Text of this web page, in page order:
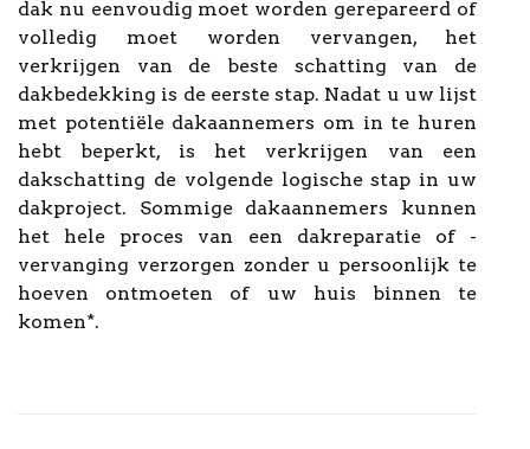
dak nu eenvoudig moet worden gerepareerd of
volledig moet worden vervangen, het
verkrijgen van de beste schatting van de
dakbedekking is de eerste stap. Nadat u uw lijst
met potentiële dakaannemers om in te huren
hebt beperkt, is het verkrijgen van een
dakschatting de volgende logische stap in uw
dakproject. Sommige dakaannemers kunnen
het hele proces van een dakreparatie of -
vervanging verzorgen zonder u persoonlijk te
hoeven ontmoeten of uw huis binnen te
komen*.